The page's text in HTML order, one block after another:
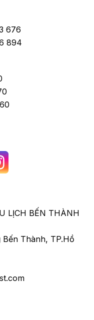
676
894
LỊCH BẾN THÀNH
Thành, TP.Hồ